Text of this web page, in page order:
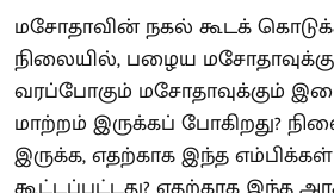
மசோதாவின் நகல் கூடக்
நிலையில், பழைய
வரப்போகும் மசோதாவுக்கும்
மாற்றம் இருக்கப் போகிறது?
இருக்க, எதற்காக இந்த